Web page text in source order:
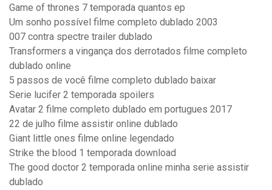
Game of thrones 7 temporada quantos ep
Um sonho possível filme completo dublado 2003
007 contra spectre trailer dublado
Transformers a vingança dos derrotados filme completo
dublado online
5 passos de você filme completo dublado baixar
Serie lucifer 2 temporada spoilers
Avatar 2 filme completo dublado em portugues 2017
22 de julho filme assistir online dublado
Giant little ones filme online legendado
Strike the blood 1 temporada download
The good doctor 2 temporada online minha serie assistir
dublado